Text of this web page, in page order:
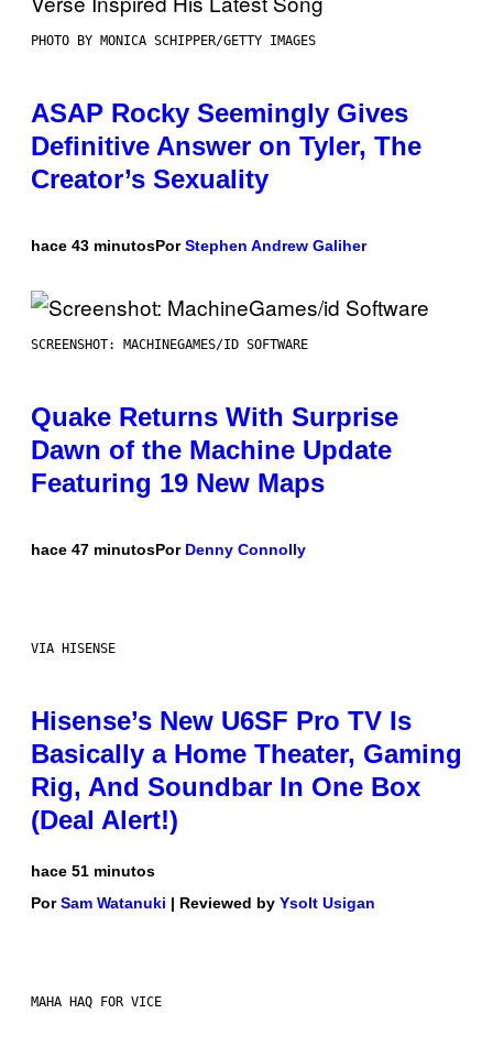
PHOTO BY MONICA SCHIPPER/GETTY IMAGES
ASAP Rocky Seemingly Gives
Definitive Answer on Tyler, The
Creator’s Sexuality
hace 43 minutosPorStephen Andrew Galiher
SCREENSHOT: MACHINEGAMES/ID SOFTWARE
Quake Returns With Surprise
Dawn of the Machine Update
Featuring 19 New Maps
hace 47 minutosPor Denny Connolly
VIA HISENSE
Hisense’s New U6SF Pro TV Is
Basically a Home Theater, Gaming
Rig, And Soundbar In One Box
(Deal Alert!)
hace 51 minutos
PorSam Watanuki | Reviewed by Ysolt Usigan
MAHA HAQ FOR VICE